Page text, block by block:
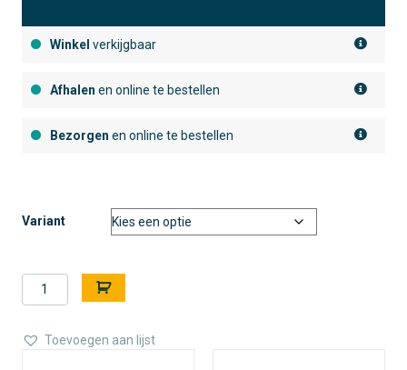
Winkel verkijgbaar
Afhalen en online te bestellen
Bezorgen en online te bestellen
Variant
Deurklinkset
-
aantal
l
e
Toevoegen aan lijst